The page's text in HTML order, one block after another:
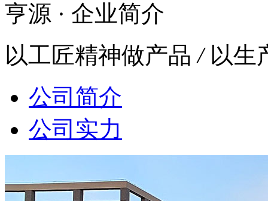
亨源 · 企业简介
以工匠精神做产品/以生
公司简介
公司实力